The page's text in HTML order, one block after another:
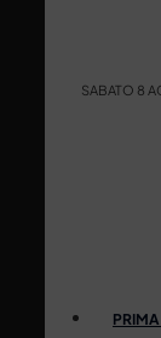
SABATO 8